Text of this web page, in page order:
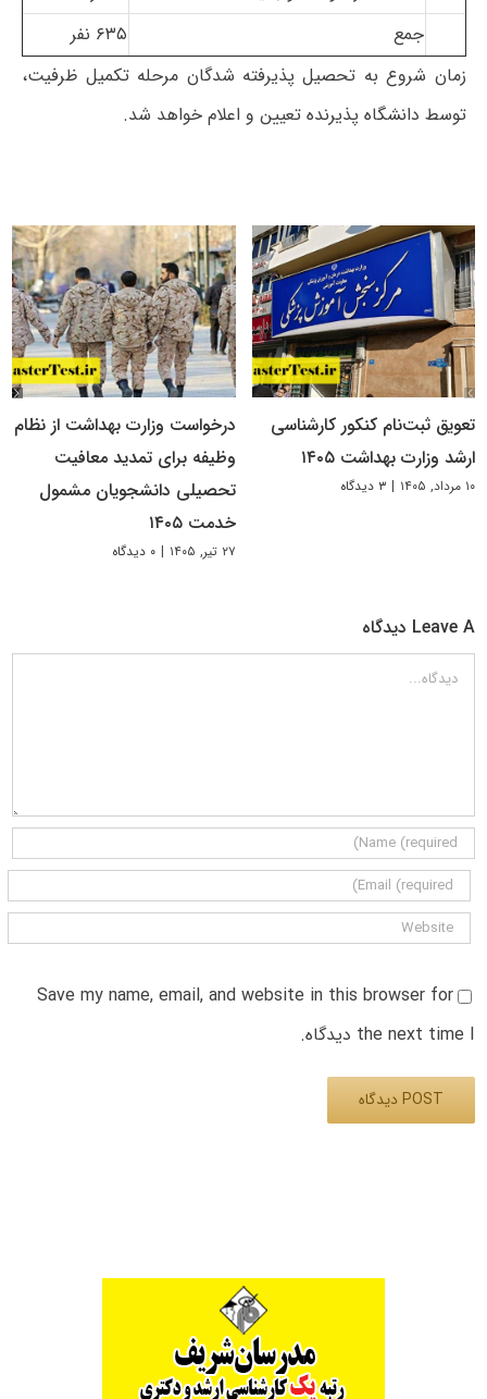
جمع
۶۳۵ نفر
زمان شروع به تحصیل پذیرفته شدگان مرحله تکمیل ظرفیت،
توسط دانشگاه پذیرنده تعیین و اعلام خواهد شد.
تعویق ثبت‌نام کنکور کارشناسی
ارشد وزارت بهداشت ۱۴۰۵
۱۰ مرداد, ۱۴۰۵ | ۳ دیدگاه
درخواست وزارت بهداشت از نظام
وظیفه برای تمدید معافیت
تحصیلی دانشجویان مشمول
خدمت ۱۴۰۵
۲۷ تیر, ۱۴۰۵ | ۰ دیدگاه
Leave A دیدگاه
دیدگاه
Save my name, email, and website in this browser for
the next time I دیدگاه.